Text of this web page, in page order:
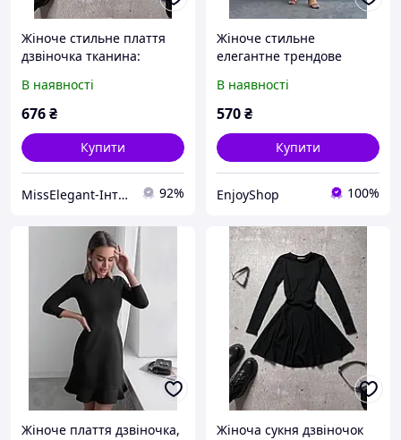
Жіноче стильне плаття
дзвіночка тканина:
В наявності
676₴
Купити
MissElegant-Інтернет магазин одягу 92%
Жіноче стильне
елегантне трендове
мустанг рубчик 42-46
розмір
В наявності
570₴
Купити
EnjoyShop 100%
Жіноче плаття дзвіночка,
Жіноча сукня дзвіночок